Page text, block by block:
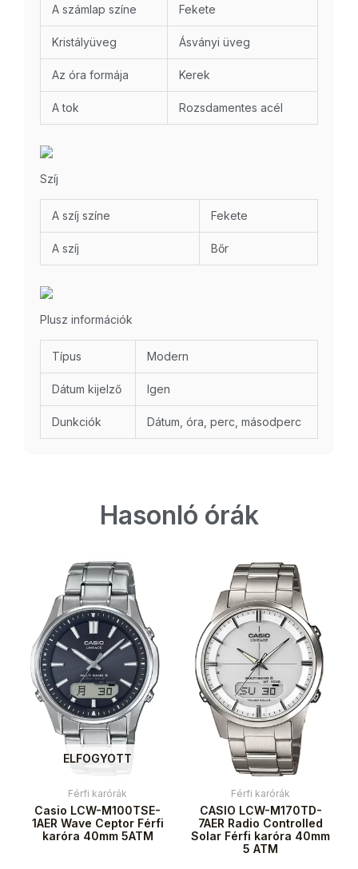
A számlap színe Fekete
Kristályüveg Ásványi üveg
Az óra formája Kerek
A tok Rozsdamentes acél
Szíj
A szíj színe Fekete
A szíj Bőr
Plusz információk
Típus Modern
Dátum kijelző Igen
Dunkciók Dátum, óra, perc, másodperc
Hasonló órák
ELFOGYOTT
Férfi karórák
Casio LCW-M100TSE-
1AER Wave Ceptor Férfi
karóra 40mm 5ATM
Férfi karórák
CASIO LCW-M170TD-
7AER Radio Controlled
Solar Férfi karóra 40mm
5 ATM